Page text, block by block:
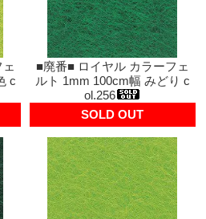
c
■廃番■ ロイヤル カラーフェ
ルト 1mm 100cm幅 みどり c
ol.256
SOLD OUT